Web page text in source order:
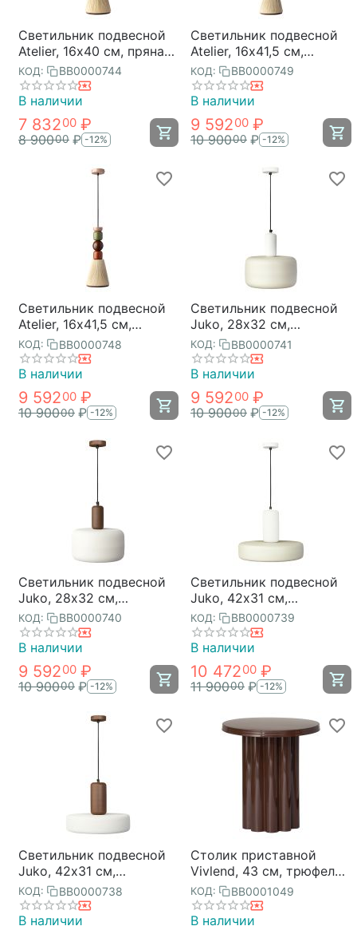
Светильник подвесной
Atelier, 16х40 см, пряная
осень, Bergenson Bjorn
КОД: BB0000744
В наличии
7 83200 ₽
8 90000 ₽ -12%
Светильник подвесной
Atelier, 16х41,5 см,
лавандовое ретро,
Bergenson Bjorn
КОД: BB0000749
В наличии
9 59200 ₽
10 90000 ₽ -12%
Светильник подвесной
Atelier, 16х41,5 см,
пряная осень, Bergenson
Bjorn
КОД: BB0000748
В наличии
9 59200 ₽
10 90000 ₽ -12%
Светильник подвесной
Juko, 28х32 см,
бежевый, Bergenson
Bjorn
КОД: BB0000741
В наличии
9 59200 ₽
10 90000 ₽ -12%
Светильник подвесной
Juko, 28х32 см,
коричневый/молочный,
Bergenson Bjorn
КОД: BB0000740
В наличии
9 59200 ₽
10 90000 ₽ -12%
Светильник подвесной
Juko, 42х31 см,
бежевый, Bergenson
Bjorn
КОД: BB0000739
В наличии
10 47200 ₽
11 90000 ₽ -12%
Светильник подвесной
Juko, 42х31 см,
коричневый/молочный,
Bergenson Bjorn
КОД: BB0000738
В наличии
Столик приставной
Vivlend, 43 см, трюфель,
Bergenson Bjorn
КОД: BB0001049
В наличии